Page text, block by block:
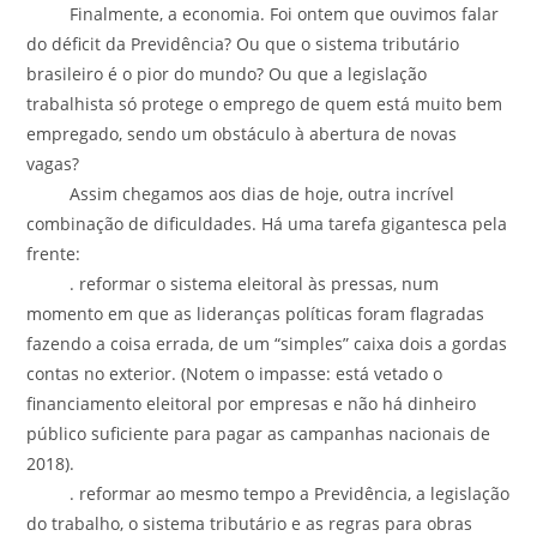
Finalmente, a economia. Foi ontem que ouvimos falar
do déficit da Previdência? Ou que o sistema tributário
brasileiro é o pior do mundo? Ou que a legislação
trabalhista só protege o emprego de quem está muito bem
empregado, sendo um obstáculo à abertura de novas
vagas?
Assim chegamos aos dias de hoje, outra incrível
combinação de dificuldades. Há uma tarefa gigantesca pela
frente:
. reformar o sistema eleitoral às pressas, num
momento em que as lideranças políticas foram flagradas
fazendo a coisa errada, de um “simples” caixa dois a gordas
contas no exterior. (Notem o impasse: está vetado o
financiamento eleitoral por empresas e não há dinheiro
público suficiente para pagar as campanhas nacionais de
2018).
. reformar ao mesmo tempo a Previdência, a legislação
do trabalho, o sistema tributário e as regras para obras